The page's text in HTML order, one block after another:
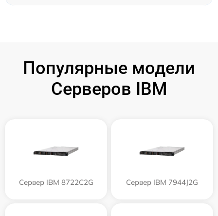
Популярные модели
Серверов IBM
Сервер IBM 8722C2G Сервер IBM 7944J2G